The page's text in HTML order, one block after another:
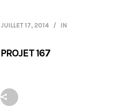
JUILLET 17, 2014 IN
PROJET 167